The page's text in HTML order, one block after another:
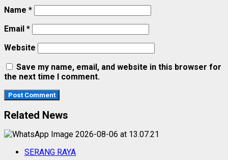
Name *
Email *
Website
Save my name, email, and website in this browser for
the next time I comment.
Related News
SERANG RAYA